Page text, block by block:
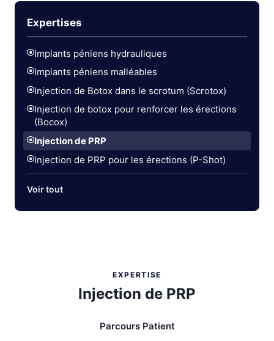
Expertises
Implants péniens hydrauliques
Implants péniens malléables
Injection de Botox dans le scrotum (Scrotox)
Injection de botox pour renforcer les érections
(Bocox)
Injection de PRP
Injection de PRP pour les érections (P-Shot)
Voir tout
EXPERTISE
Injection de PRP
Parcours Patient